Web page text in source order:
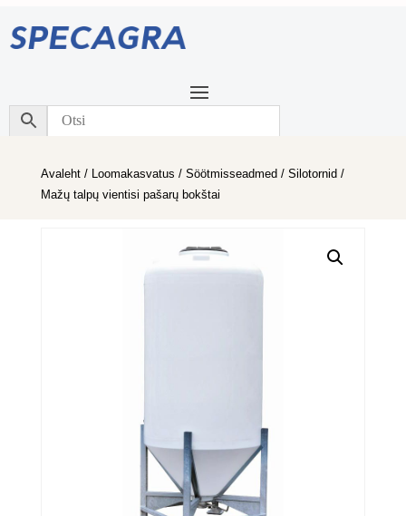
Avaleht/ Loomakasvatus / Söötmisseadmed / Silotornid /
Mažų talpų vientisi pašarų bokštai